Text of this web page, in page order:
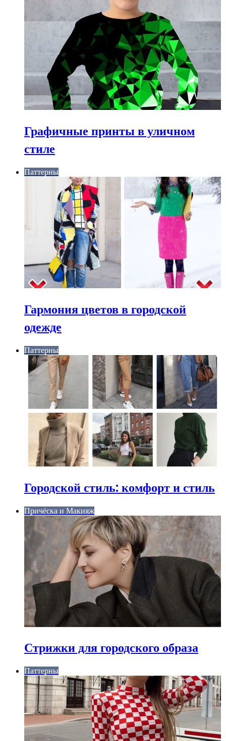
Графичные принты в уличном
стиле
Паттерны
Гармония цветов в городской
одежде
Паттерны
Городской стиль: комфорт и стиль
Причёска и Макияж
Стрижки для городского образа
Паттерны